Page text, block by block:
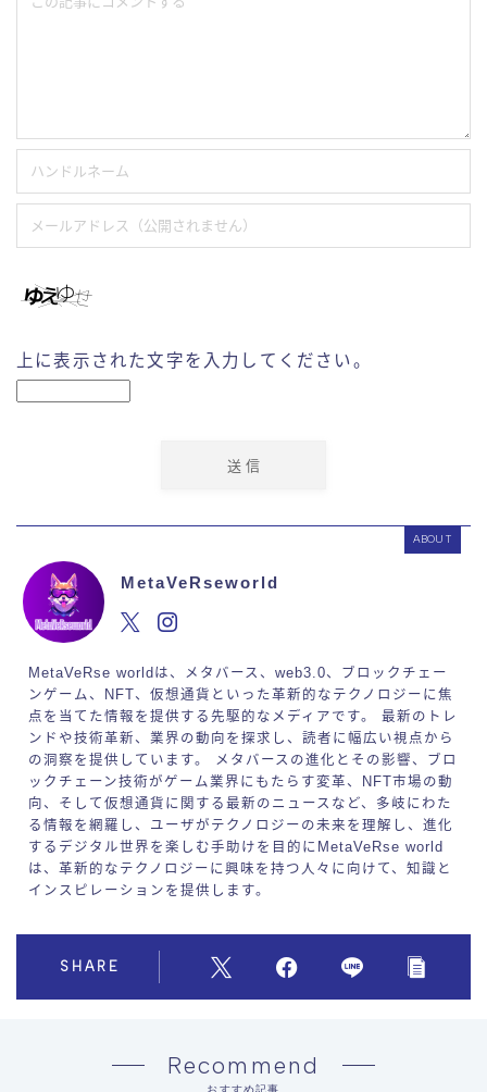
上に表示された文字を入力してください。
ABOUT
MetaVeRseworld
MetaVeRse worldは、メタバース、web3.0、ブロックチェー
ンゲーム、NFT、仮想通貨といった革新的なテクノロジーに焦
点を当てた情報を提供する先駆的なメディアです。 最新のトレ
ンドや技術革新、業界の動向を探求し、読者に幅広い視点から
の洞察を提供しています。 メタバースの進化とその影響、ブロ
ックチェーン技術がゲーム業界にもたらす変革、NFT市場の動
向、そして仮想通貨に関する最新のニュースなど、多岐にわた
る情報を網羅し、ユーザがテクノロジーの未来を理解し、進化
するデジタル世界を楽しむ手助けを目的にMetaVeRse world
は、革新的なテクノロジーに興味を持つ人々に向けて、知識と
インスピレーションを提供します。
SHARE
Recommend